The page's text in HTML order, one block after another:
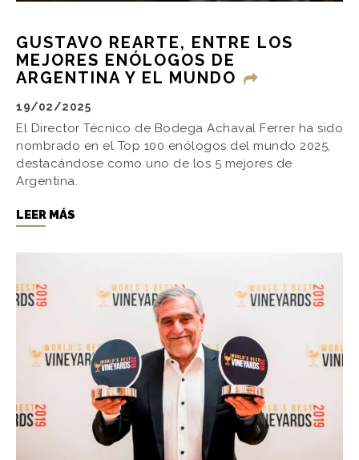
GUSTAVO REARTE, ENTRE LOS
MEJORES ENÓLOGOS DE
ARGENTINA Y EL MUNDO
19/02/2025
El Director Técnico de Bodega Achaval Ferrer ha sido
nombrado en el Top 100 enólogos del mundo 2025,
destacándose como uno de los 5 mejores de
Argentina.
LEER MÁS